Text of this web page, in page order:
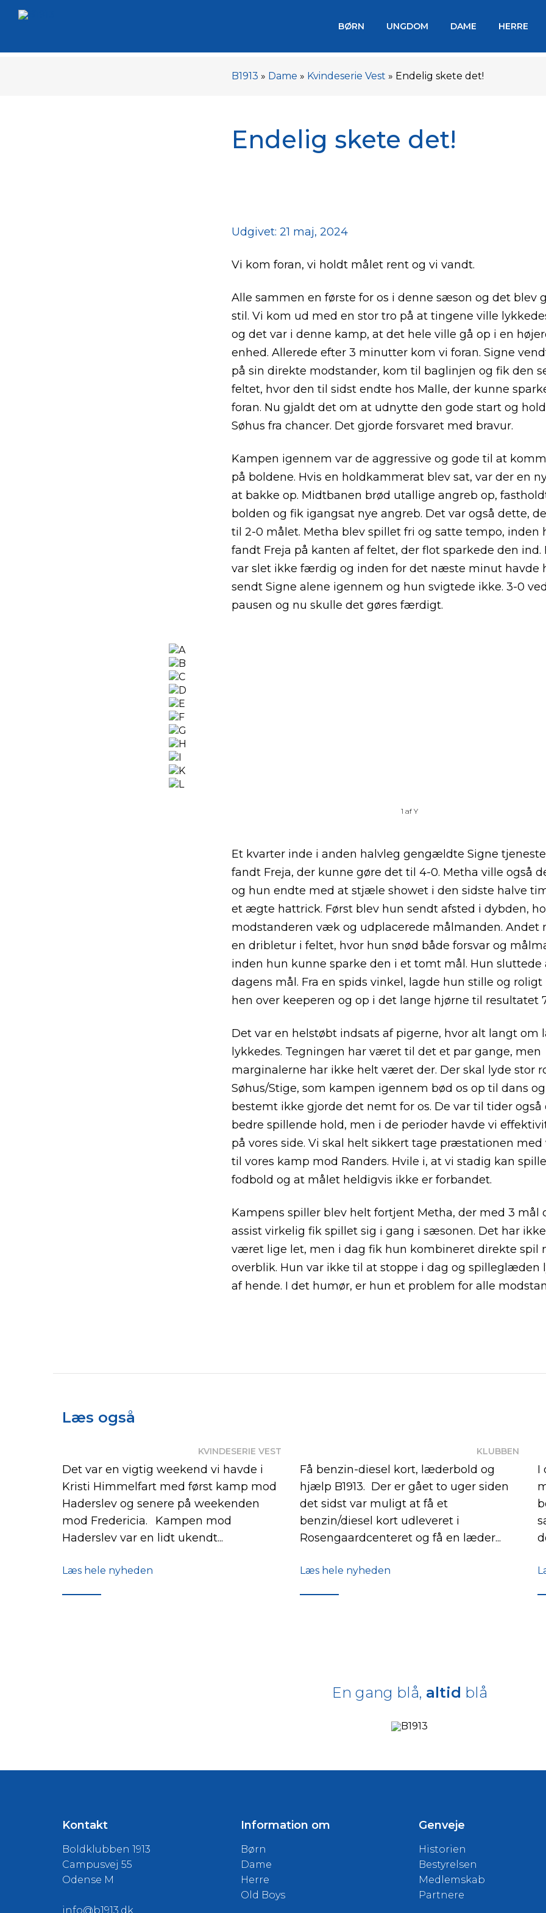
BØRN UNGDOM DAME HERRE
B1913 » Dame » Kvindeserie Vest » Endelig skete det!
Endelig skete det!
Udgivet: 21 maj, 2024
Vi kom foran, vi holdt målet rent og vi vandt.
Alle sammen en første for os i denne sæson og det blev
stil. Vi kom ud med en stor tro på at tingene ville
og det var i denne kamp, at det hele ville gå op i en
enhed. Allerede efter 3 minutter kom vi foran. Signe
på sin direkte modstander, kom til baglinjen og fik den
feltet, hvor den til sidst endte hos Malle, der kunne
foran. Nu gjaldt det om at udnytte den gode start og
Søhus fra chancer. Det gjorde forsvaret med bravur.
Kampen igennem var de aggressive og gode til at
på boldene. Hvis en holdkammerat blev sat, var der en
at bakke op. Midtbanen brød utallige angreb op,
bolden og fik igangsat nye angreb. Det var også dette,
til 2-0 målet. Metha blev spillet fri og satte tempo, inden
fandt Freja på kanten af feltet, der flot sparkede den ind.
var slet ikke færdig og inden for det næste minut havde
sendt Signe alene igennem og hun svigtede ikke. 3-0 ved
pausen og nu skulle det gøres færdigt.
1 af Y
Et kvarter inde i anden halvleg gengældte Signe
fandt Freja, der kunne gøre det til 4-0. Metha ville også
og hun endte med at stjæle showet i den sidste halve
et ægte hattrick. Først blev hun sendt afsted i dybden,
modstanderen væk og udplacerede målmanden. Andet
en dribletur i feltet, hvor hun snød både forsvar og
inden hun kunne sparke den i et tomt mål. Hun sluttede
dagens mål. Fra en spids vinkel, lagde hun stille og roligt
hen over keeperen og op i det lange hjørne til resultatet
Det var en helstøbt indsats af pigerne, hvor alt langt om
lykkedes. Tegningen har været til det et par gange, men
marginalerne har ikke helt været der. Der skal lyde stor
Søhus/Stige, som kampen igennem bød os op til dans og
bestemt ikke gjorde det nemt for os. De var til tider også
bedre spillende hold, men i de perioder havde vi
på vores side. Vi skal helt sikkert tage præstationen med
til vores kamp mod Randers. Hvile i, at vi stadig kan
fodbold og at målet heldigvis ikke er forbandet.
Kampens spiller blev helt fortjent Metha, der med 3 mål
assist virkelig fik spillet sig i gang i sæsonen. Det har
været lige let, men i dag fik hun kombineret direkte spil
overblik. Hun var ikke til at stoppe i dag og spilleglæden
af hende. I det humør, er hun et problem for alle
Læs også
KVINDESERIE VEST
Det var en vigtig weekend vi havde i
Kristi Himmelfart med først kamp mod
Haderslev og senere på weekenden
mod Fredericia. Kampen mod
Haderslev var en lidt ukendt...
Læs hele nyheden
KLUBBEN
Få benzin-diesel kort, læderbold og
hjælp B1913. Der er gået to uger siden
det sidst var muligt at få et
benzin/diesel kort udleveret i
Rosengaardcenteret og få en læder...
Læs hele nyheden
I
En gang blå, altid blå
Kontakt
Boldklubben 1913
Campusvej 55
Odense M
info@b1913.dk
Information om
Børn
Dame
Herre
Old Boys
Genveje
Historien
Bestyrelsen
Medlemskab
Partnere